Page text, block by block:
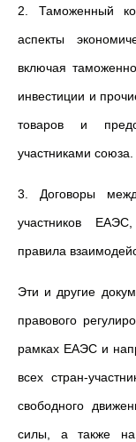
2. Таможенный
аспекты
включая
инвестиции и
товаров и
участниками союза.
3. Договоры
участников
правила
Эти и другие
правового
рамках ЕАЭС и
всех стран-
свободного
силы, а также на